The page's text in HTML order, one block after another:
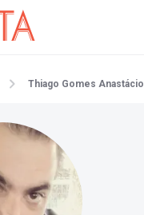
Thiago Gomes Anastácio